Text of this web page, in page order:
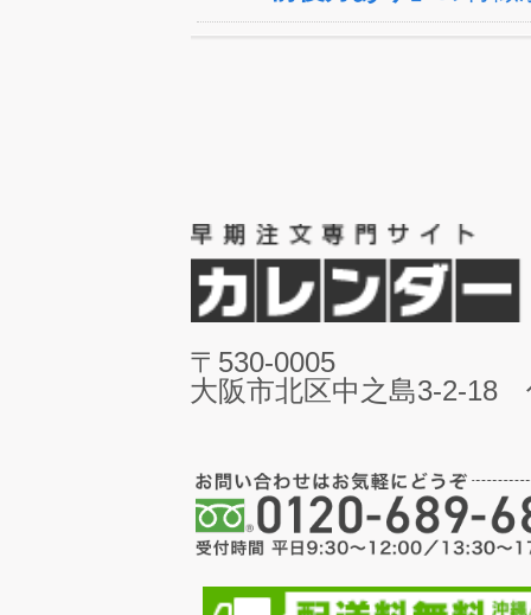
〒530-0005
大阪市北区中之島3-2-18